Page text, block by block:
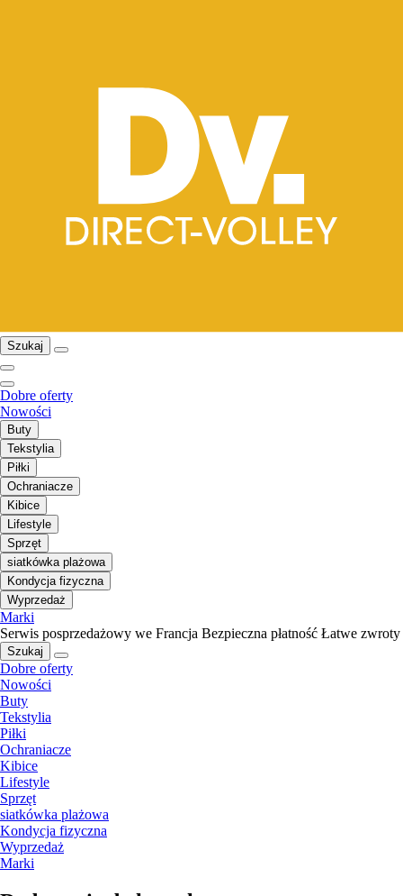
Szukaj
Dobre oferty
Nowości
Buty
Tekstylia
Piłki
Ochraniacze
Kibice
Lifestyle
Sprzęt
siatkówka plażowa
Kondycja fizyczna
Wyprzedaż
Marki
Serwis posprzedażowy we Francja Bezpieczna płatność Łatwe zwroty
Szukaj
Dobre oferty
Nowości
Buty
Tekstylia
Piłki
Ochraniacze
Kibice
Lifestyle
Sprzęt
siatkówka plażowa
Kondycja fizyczna
Wyprzedaż
Marki